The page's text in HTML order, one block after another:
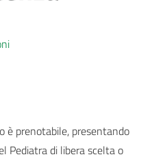
è prenotabile, presentando
Pediatra di libera scelta o